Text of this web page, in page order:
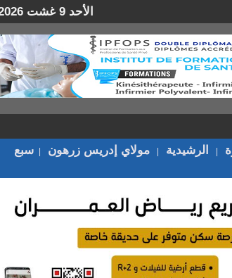
الأحد 9 غشت 2026
الرشيدية مولاي إدريس زرهون
سبع